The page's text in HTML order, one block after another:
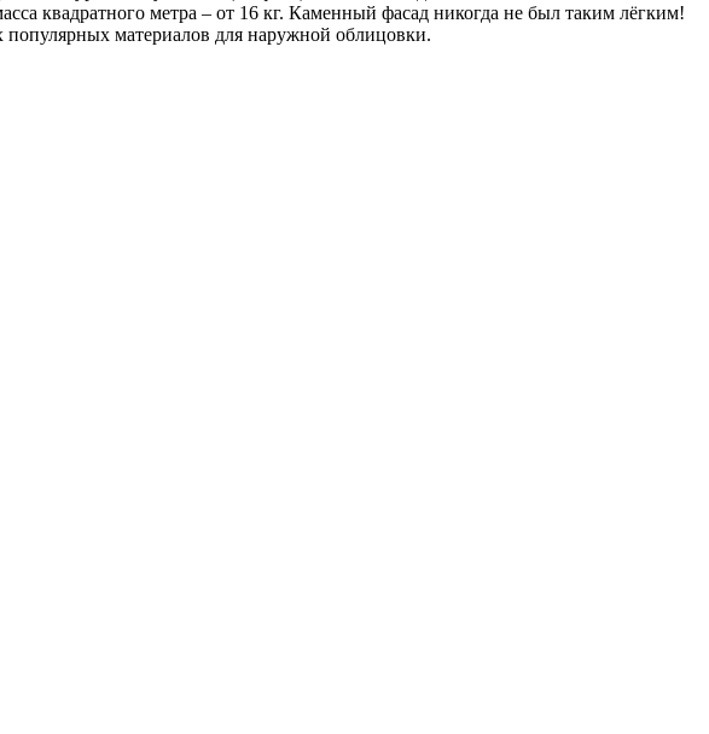
квадратного метра – от 16 кг. Каменный фасад никогда не был таким лёгким!
материалов для наружной облицовки.